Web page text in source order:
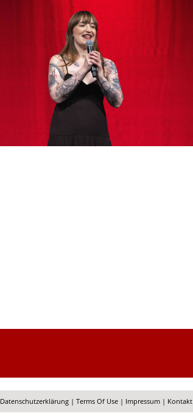
Datenschutzerklärung| Terms Of Use| Impressum| Kontakt